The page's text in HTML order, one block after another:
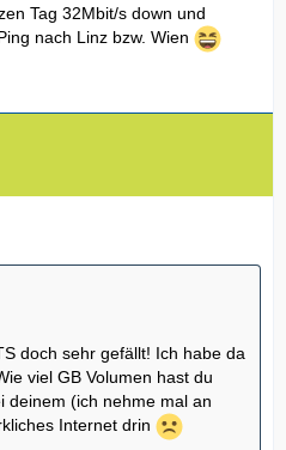
Tag 32Mbit/s down und
nach Linz bzw. Wien
doch sehr gefällt! Ich habe da
viel GB Volumen hast du
deinem (ich nehme mal an
Internet drin